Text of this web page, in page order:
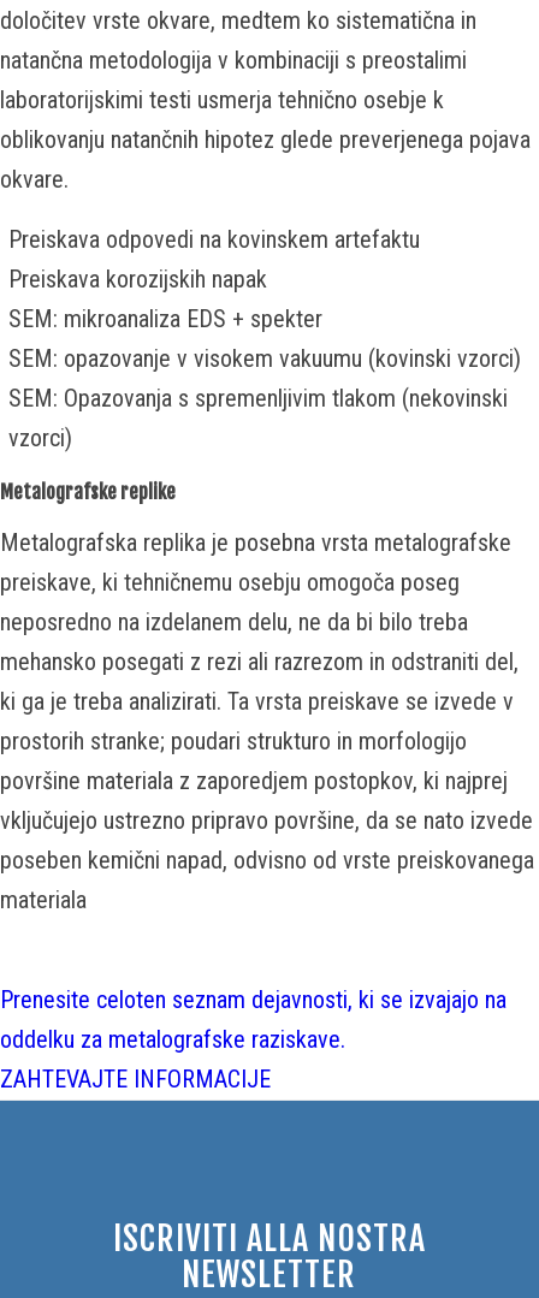
določitev vrste okvare, medtem ko sistematična in
natančna metodologija v kombinaciji s preostalimi
laboratorijskimi testi usmerja tehnično osebje k
oblikovanju natančnih hipotez glede preverjenega pojava
okvare.
Preiskava odpovedi na kovinskem artefaktu
Preiskava korozijskih napak
SEM: mikroanaliza EDS + spekter
SEM: opazovanje v visokem vakuumu (kovinski vzorci)
SEM: Opazovanja s spremenljivim tlakom (nekovinski
vzorci)
Metalografske replike
Metalografska replika je posebna vrsta metalografske
preiskave, ki tehničnemu osebju omogoča poseg
neposredno na izdelanem delu, ne da bi bilo treba
mehansko posegati z rezi ali razrezom in odstraniti del,
ki ga je treba analizirati. Ta vrsta preiskave se izvede v
prostorih stranke; poudari strukturo in morfologijo
površine materiala z zaporedjem postopkov, ki najprej
vključujejo ustrezno pripravo površine, da se nato izvede
poseben kemični napad, odvisno od vrste preiskovanega
materiala
Prenesite celoten seznam dejavnosti, ki se izvajajo na
oddelku za metalografske raziskave.
ZAHTEVAJTE INFORMACIJE
ISCRIVITI ALLA NOSTRA
NEWSLETTER